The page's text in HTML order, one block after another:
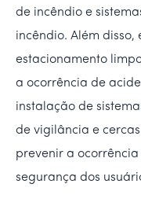
de incêndio e
incêndio. Além disso,
estacionamento
a ocorrência de
instalação de
de vigilância e cercas
prevenir a
segurança dos